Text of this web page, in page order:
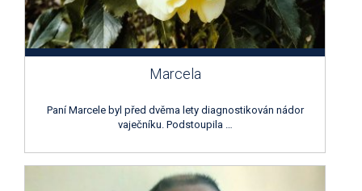
Marcela
Paní Marcele byl před dvěma lety diagnostikován nádor
vaječníku. Podstoupila …